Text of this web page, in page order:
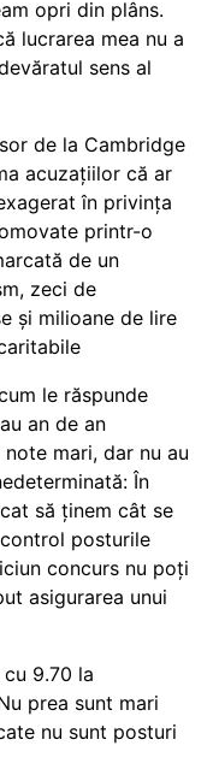
opri din plâns.
lucrarea mea nu a
sens al
de la Cambridge
acuzațiilor că ar
în privința
printr-o
de un
zeci de
și milioane de lire
le răspunde
an de an
mari, dar nu au
În
să ținem cât se
posturile
concurs nu poți
asigurarea unui
9.70 la
prea sunt mari
nu sunt posturi